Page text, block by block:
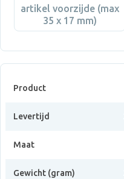
artikel voorzijde (max
35 x 17 mm)
Product
Levertijd
Maat
Gewicht (gram)